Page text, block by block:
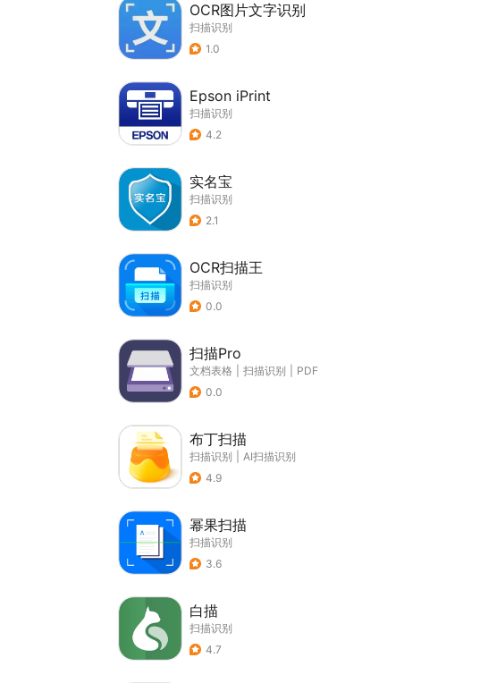
OCR图片文字识别
扫描识别
1.0
Epson iPrint
扫描识别
4.2
实名宝
扫描识别
2.1
OCR扫描王
扫描识别
0.0
扫描Pro
文档表格 扫描识别
PDF
0.0
布丁扫描
扫描识别
AI扫描识别
4.9
幂果扫描
扫描识别
3.6
白描
扫描识别
4.7